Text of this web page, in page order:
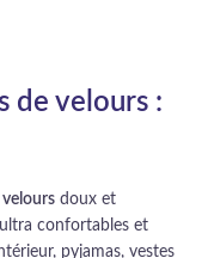
de velours :
velours doux et
confortables et
pyjamas, vestes